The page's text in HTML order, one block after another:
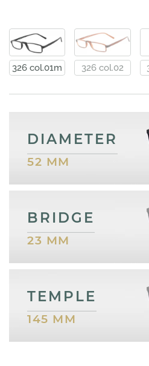
326 col.01m 326 col.02
DIAMETER
52 MM
BRIDGE
23 MM
TEMPLE
145 MM